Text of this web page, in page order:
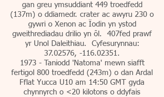
gan greu ymsuddiant 449 troedfedd
(137m) o ddiamedr. crater ac awyru 230 o
gywri o Xenon ac Ïodin yn ystod
gweithrediadau drilio yn ôl. 407fed prawf
yr Unol Daleithiau. Cyfesurynnau:
37.02576, -116.02351.
1973 - Taniodd 'Natoma' mewn siafft
fertigol 800 troedfedd (243m) o dan Ardal
Fflat Yucca U10 am 14:50 GMT gyda
chynnyrch o <20 kilotons o ddyfais